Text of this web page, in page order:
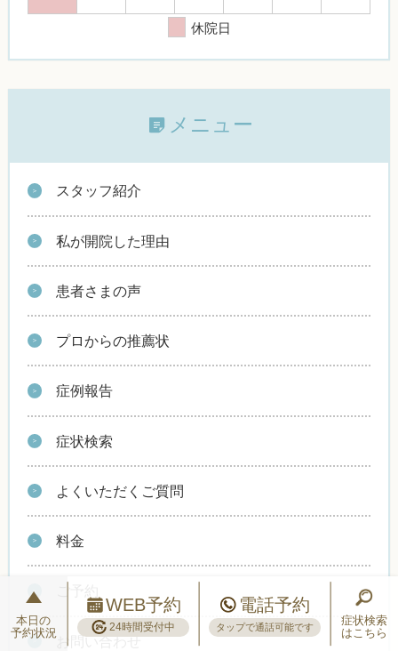
休院日
メニュー
スタッフ紹介
私が開院した理由
患者さまの声
プロからの推薦状
症例報告
症状検索
よくいただくご質問
料金
お問い合わせ
本日の
予約状況
WEB予約
24時間受付中
電話予約
タップで通話可能です
症状検索
はこちら